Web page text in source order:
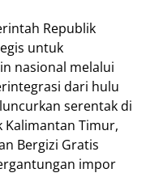
Republik
untuk
nasional melalui
dari hulu
serentak di
Timur,
Bergizi Gratis
impor